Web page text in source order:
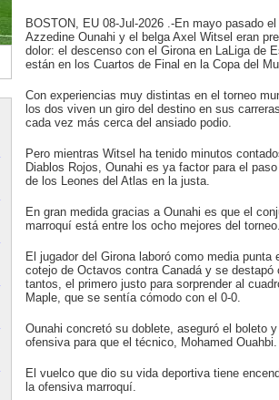
BOSTON, EU 08-Jul-2026 .-En mayo pasado
Azzedine Ounahi y el belga Axel Witsel eran
dolor: el descenso con el Girona en LaLiga de
están en los Cuartos de Final en la Copa del
Con experiencias muy distintas en el torneo
los dos viven un giro del destino en sus
cada vez más cerca del ansiado podio.
Pero mientras Witsel ha tenido minutos
Diablos Rojos, Ounahi es ya factor para el
de los Leones del Atlas en la justa.
En gran medida gracias a Ounahi es que el
marroquí está entre los ocho mejores del torneo.
El jugador del Girona laboró como media punta
cotejo de Octavos contra Canadá y se destapó
tantos, el primero justo para sorprender al
Maple, que se sentía cómodo con el 0-0.
Ounahi concretó su doblete, aseguró el boleto
ofensiva para que el técnico, Mohamed Ouahbi.
El vuelco que dio su vida deportiva tiene
la ofensiva marroquí.